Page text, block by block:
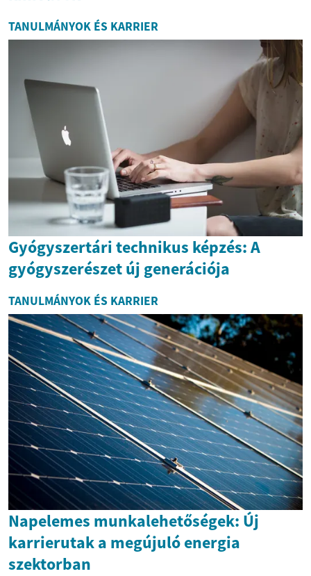
TANULMÁNYOK ÉS KARRIER
Gyógyszertári technikus képzés: A
gyógyszerészet új generációja
TANULMÁNYOK ÉS KARRIER
Napelemes munkalehetőségek: Új
karrierutak a megújuló energia
szektorban